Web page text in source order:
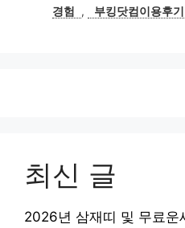
경험
, 부킹닷컴이용후기
최신 글
2026년 삼재띠 및 무료운